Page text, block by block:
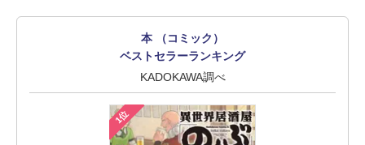
本 （コミック）
ベストセラーランキング
KADOKAWA調べ
1位